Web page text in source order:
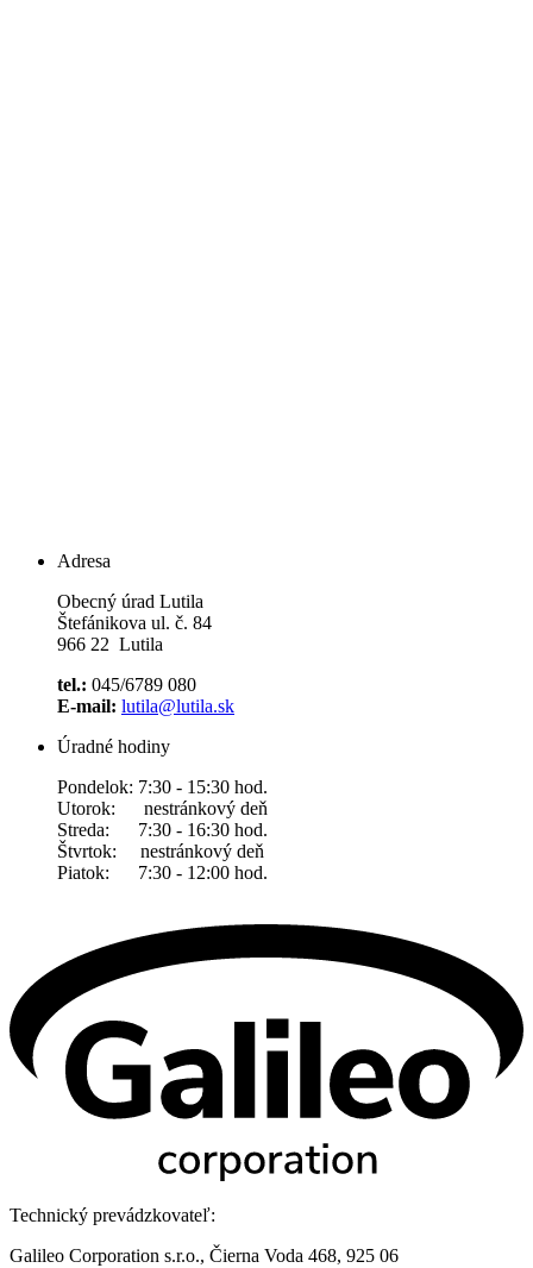
Adresa
Obecný úrad Lutila
Štefánikova ul. č. 84
966 22 Lutila
tel.: 045/6789 080
E-mail: lutila@lutila.sk
Úradné hodiny
Pondelok: 7:30 - 15:30 hod.
Utorok: nestránkový deň
Streda: 7:30 - 16:30 hod.
Štvrtok: nestránkový deň
Piatok: 7:30 - 12:00 hod.
Technický prevádzkovateľ:
Galileo Corporation s.r.o., Čierna Voda 468, 925 06